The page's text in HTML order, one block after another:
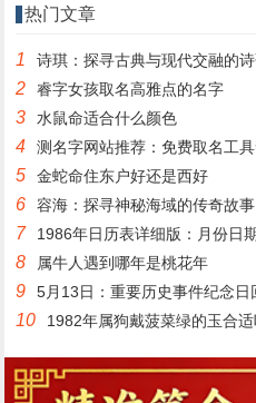
热门文章
1 诗琪：探寻古典与现代交融的
2 睿字女孩取名高雅点的名字
3 水鼠命适合什么颜色
4 测名字网站推荐：免费取名工
5 金蛇命住东户好还是西好
6 容海：探寻神秘海域的传奇故事
7 1986年日历表详细版：月份日
8 属牛人遇到哪年是桃花年
9 5月13日：重要历史事件纪念日
10 1982年属狗戴菠菜绿的玉合